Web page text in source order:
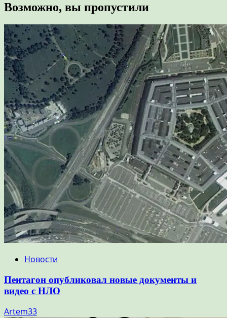
Возможно, вы пропустили
Новости
Пентагон опубликовал новые документы и
видео с НЛО
Artem33